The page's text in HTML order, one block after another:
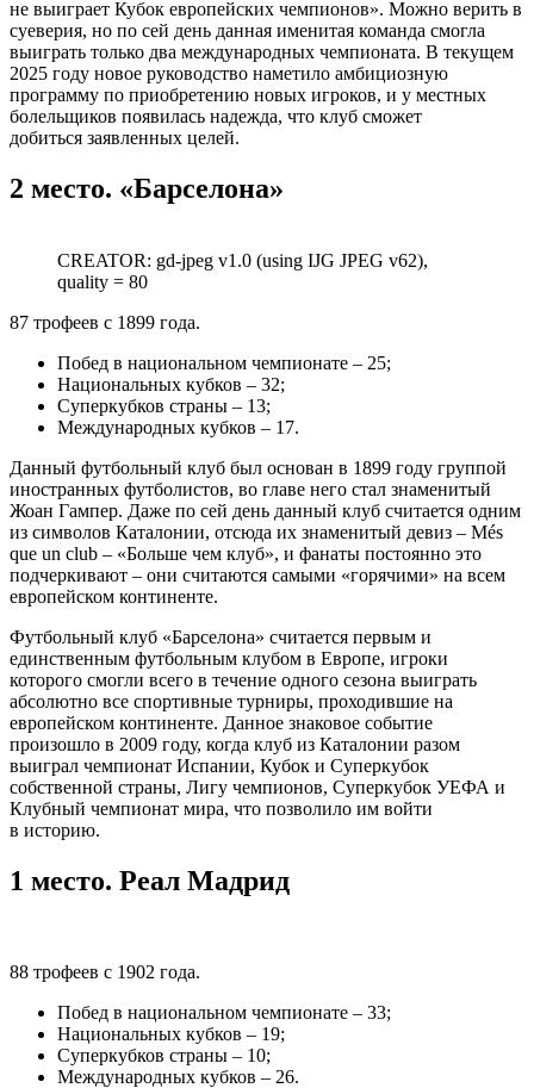
не выиграет Кубок европейских чемпионов». Можно верить в
суеверия, но по сей день данная именитая команда смогла
выиграть только два международных чемпионата. В текущем
2025 году новое руководство наметило амбициозную
программу по приобретению новых игроков, и у местных
болельщиков появилась надежда, что клуб сможет
добиться заявленных целей.
2 место. «Барселона»
CREATOR: gd-jpeg v1.0 (using IJG JPEG v62),
quality = 80
87 трофеев с 1899 года.
Побед в национальном чемпионате – 25;
Национальных кубков – 32;
Суперкубков страны – 13;
Международных кубков – 17.
Данный футбольный клуб был основан в 1899 году группой
иностранных футболистов, во главе него стал знаменитый
Жоан Гампер. Даже по сей день данный клуб считается одним
из символов Каталонии, отсюда их знаменитый девиз – Més
que un club – «Больше чем клуб», и фанаты постоянно это
подчеркивают – они считаются самыми «горячими» на всем
европейском континенте.
Футбольный клуб «Барселона» считается первым и
единственным футбольным клубом в Европе, игроки
которого смогли всего в течение одного сезона выиграть
абсолютно все спортивные турниры, проходившие на
европейском континенте. Данное знаковое событие
произошло в 2009 году, когда клуб из Каталонии разом
выиграл чемпионат Испании, Кубок и Суперкубок
собственной страны, Лигу чемпионов, Суперкубок УЕФА и
Клубный чемпионат мира, что позволило им войти
в историю.
1 место. Реал Мадрид
88 трофеев с 1902 года.
Побед в национальном чемпионате – 33;
Национальных кубков – 19;
Суперкубков страны – 10;
Международных кубков – 26.